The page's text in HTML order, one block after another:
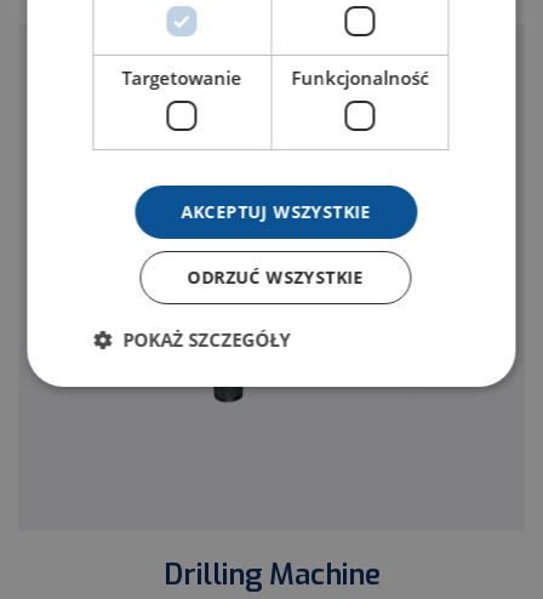
wynosiła:
45,00 zł.
wynosi:
36,00 zł.
Drilling Machine
Targetowanie Funkcjonalność
AKCEPTUJ WSZYSTKIE
ODRZUĆ WSZYSTKIE
POKAŻ SZCZEGÓŁY